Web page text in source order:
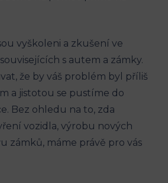
vyškoleni ‍a zkušení ve
s autem a zámky.
že ‌by váš problém byl příliš
a jistotou ​se pustíme do
Bez ohledu na to, ⁣zda⁤
vozidla, výrobu ‍nových
zámků, máme⁢ právě pro vás⁣